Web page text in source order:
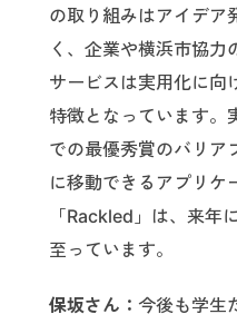
の取り組みはアイデア
く、企業や横浜市協力
サービスは実用化に向
特徴となっています。
での最優秀賞のバリア
に移動できるアプリケ
「Rackled」は、来年
至っています。
保坂さん： 今後も学生